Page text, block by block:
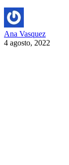
Ana Vasquez
4 agosto, 2022